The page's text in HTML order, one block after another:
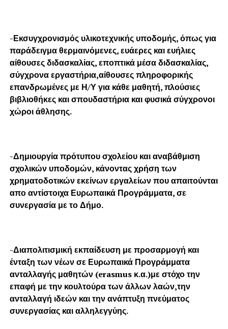
-Εκσυγχρονισμός υλικοτεχνικής υποδομής, όπως για
παράδειγμα θερμαινόμενες, ευάερες και ευήλιες
αίθουσες διδασκαλίας, εποπτικά μέσα διδασκαλίας,
σύγχρονα εργαστήρια,αίθουσες πληροφορικής
επανδρωμένες με Η/Υ για κάθε μαθητή, πλούσιες
βιβλιοθήκες και σπουδαστήρια και φυσικά σύγχρονοι
χώροι άθλησης.
-Δημιουργία πρότυπου σχολείου και αναβάθμιση
σχολικών υποδομών, κάνοντας χρήση των
χρηματοδοτικών εκείνων εργαλείων που απαιτούνται
απο αντίστοιχα Ευρωπαικά Προγράμματα, σε
συνεργασία με το Δήμο.
-Διαπολιτισμική εκπαίδευση με προσαρμογή και
ένταξη των νέων σε Ευρωπαικά Προγράμματα
ανταλλαγής μαθητών (erasmus κ.α.)με στόχο την
επαφή με την κουλτούρα των άλλων λαών,την
ανταλλαγή ιδεών και την ανάπτυξη πνεύματος
συνεργασίας και αλληλεγγύης.